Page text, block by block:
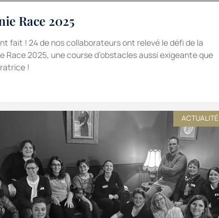
Race 2025
fait ! 24 de nos collaborateurs ont relevé le défi de la
Race 2025, une course d’obstacles aussi exigeante que
!
ACTUALITÉ